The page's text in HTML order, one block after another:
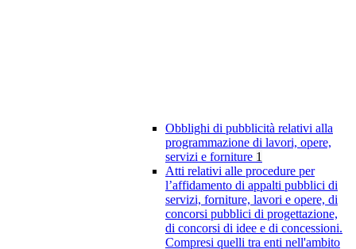
Obblighi di pubblicità relativi alla
programmazione di lavori, opere,
servizi e forniture 1
Atti relativi alle procedure per
l’affidamento di appalti pubblici di
servizi, forniture, lavori e opere, di
concorsi pubblici di progettazione,
di concorsi di idee e di concessioni.
Compresi quelli tra enti nell'ambito